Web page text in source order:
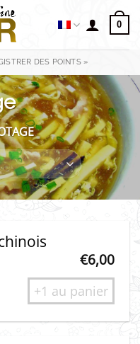
0
DES POINTS »
€6,00
+1 au panier